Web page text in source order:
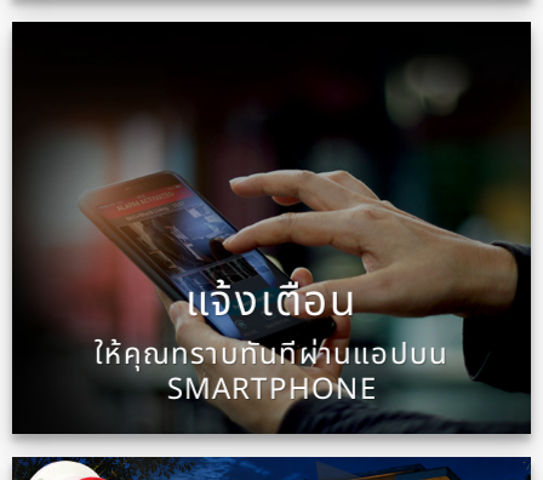
แจ้งเตือน
ให้คุณทราบทันทีผ่านแอปบน
SMARTPHONE